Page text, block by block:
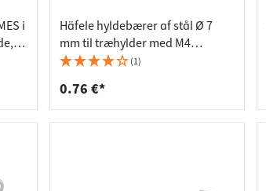
i
Häfele hyldebærer af stål Ø 7
mm til træhylder med M4
gevindstift
(1)
0.76 €*